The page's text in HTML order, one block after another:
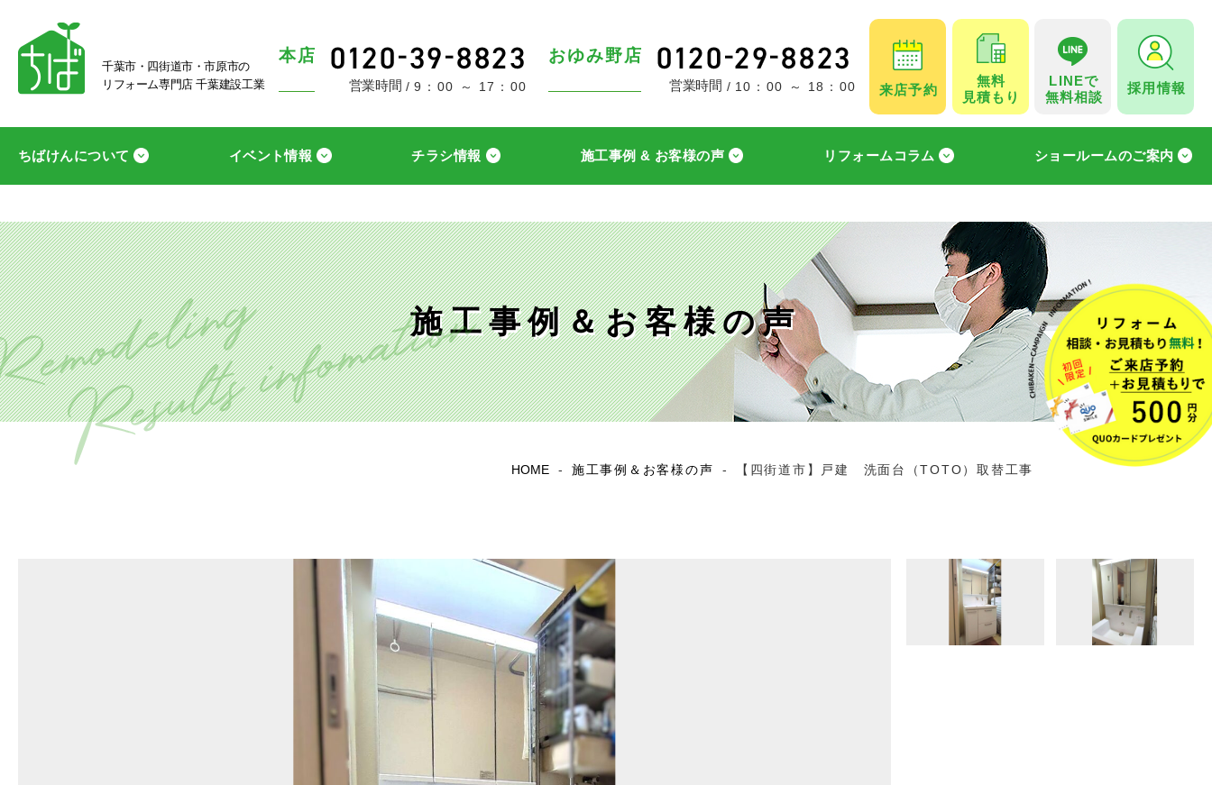
千葉市・四街道市・市原市の
リフォーム専門店 千葉建設工業
本店
営業時間 9：00 ～ 17：00
おゆみ野店
営業時間 10：00 ～ 18：00 来店予約
無料
見積もり
LINEで
無料相談
採用情報
ちばけんについて イベント情報 チラシ情報 施工事例 & お客様の声 リフォームコラム ショールームのご案内
施工事例＆お客様の声
HOME - 施工事例＆お客様の声 - 【四街道市】戸建 洗面台（TOTO）取替工事